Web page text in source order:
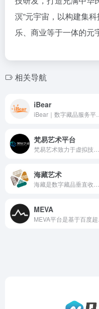
溟”元宇宙，以构建集
乐、商业等于一体的元
相关导航
iBear
梵易艺术平台
海藏艺术
MEVA